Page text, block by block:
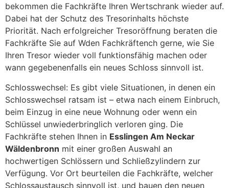
bekommen die Fachkräfte Ihren Wertschrank wieder auf.
Dabei hat der Schutz des Tresorinhalts höchste
Priorität. Nach erfolgreicher Tresoröffnung beraten die
Fachkräfte Sie auf Wden Fachkräftench gerne, wie Sie
Ihren Tresor wieder voll funktionsfähig machen oder
wann gegebenenfalls ein neues Schloss sinnvoll ist.
Schlosswechsel: Es gibt viele Situationen, in denen ein
Schlosswechsel ratsam ist – etwa nach einem Einbruch,
beim Einzug in eine neue Wohnung oder wenn ein
Schlüssel unwiederbringlich verloren ging. Die
Fachkräfte stehen Ihnen in Esslingen Am Neckar
Wäldenbronn mit einer großen Auswahl an
hochwertigen Schlössern und Schließzylindern zur
Verfügung. Vor Ort beurteilen die Fachkräfte, welcher
Schlossaustausch sinnvoll ist, und bauen den neuen